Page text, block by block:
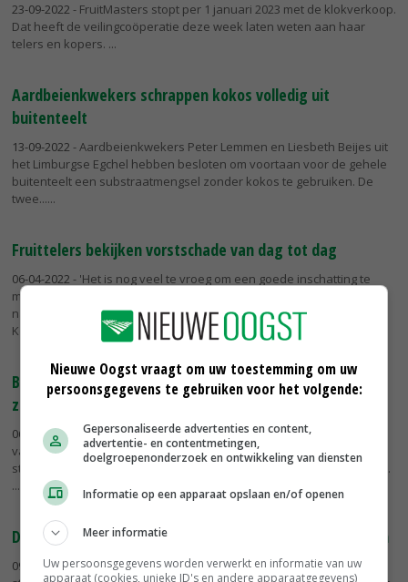
23-09-2022 - FruitMasters stopt per 1 januari 2023 met de klokverkoop.
Dat heeft de veilingcoöperatie deze week laten weten aan haar
telers en kopers.
Aardbeienkwekers schrappen kokos volledig uit
buitenteelt
13-09-2022 - Aardbeienkwekers Peter Lemmen en Liesbeth Beijes uit
het Limburgse Egchel hebben besloten om voortaan voor de gehele
buitenteelt een substraatmengsel zonder kokos te gebruiken. De
twee...
Fruittelers bekijken vorstschade van dag tot dag
06-04-2022 - 'Het is nog veel te vroeg om een goede inschatting te
maken, maar dat de fruitteelt schade heeft geleden door de
nachtvorst van afgelopen weekend is duidelijk', zegt Tonnie van
Kessel van...
Biologisch afbreekbare stek- en zaaiplug in
zachtfruitteelt getest
06-04-2022
- Growcoon-pluggen worden nu ook ingezet bij de teelt
van zachtfruit. Tot op heden werden deze biologisch afbreekbare
stek- en zaaiplug vooral toegepast door kwekers uit de sierteelt en...
Delphy komt met app voor beheersing ziekten en plagen
09-03-2022- De toepassing van gewasbeschermingsmiddelen wordt
Nieuwe Oogst vraagt om uw toestemming om uw
persoonsgegevens te gebruiken voor het volgende:
Gepersonaliseerde advertenties en content,
advertentie- en contentmetingen,
doelgroepenonderzoek en ontwikkeling van diensten
Informatie op een apparaat opslaan en/of openen
Meer informatie
Uw persoonsgegevens worden verwerkt en informatie van uw
apparaat (cookies, unieke ID's en andere apparaatgegevens)